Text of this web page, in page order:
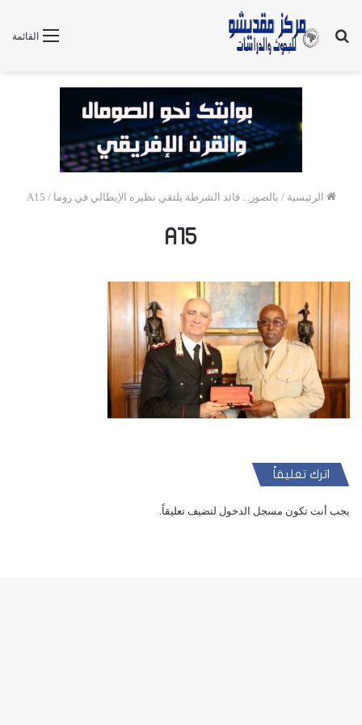
القائمة
بحث
الرئيسية / بالصور... قائد الشرطة يلتقي نظيره الإيطالي في روما /
A15
A15
اترك تعليقاً
يجب أنت تكون مسجل الدخول لتضيف تعليقاً.